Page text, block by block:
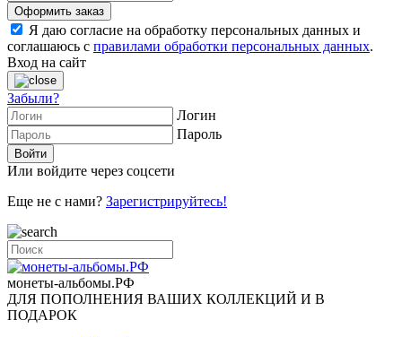
Я даю согласие на обработку персональных данных и
соглашаюсь с правилами обработки персональных данных.
Вход на сайт
Забыли?
Логин
Пароль
Или войдите через соцсети
Еще не с нами? Зарегистрируйтесь!
монеты-альбомы.РФ
ДЛЯ ПОПОЛНЕНИЯ ВАШИХ КОЛЛЕКЦИЙ И В
ПОДАРОК